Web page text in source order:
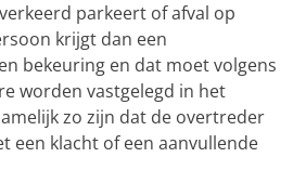
parkeert of afval op
krijgt dan een
bekeuring en dat moet volgens
worden vastgelegd in het
zo zijn dat de overtreder
een klacht of een aanvullende